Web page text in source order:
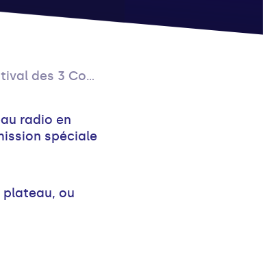
3 Continents
radio en
spéciale
plateau, ou